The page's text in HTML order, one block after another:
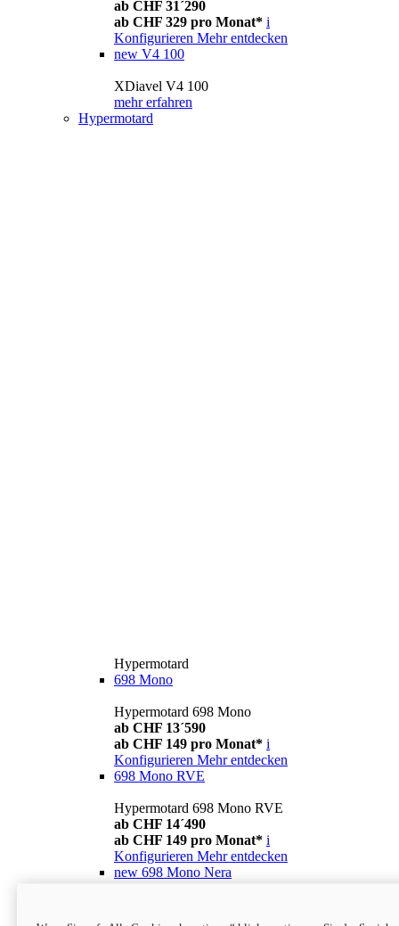
ab CHF 31´290
ab CHF 329 pro Monat* i
Konfigurieren Mehr entdecken
new V4 100
XDiavel V4 100
mehr erfahren
Hypermotard
Hypermotard
698 Mono
Hypermotard 698 Mono
ab CHF 13´590
ab CHF 149 pro Monat* i
Konfigurieren Mehr entdecken
698 Mono RVE
Hypermotard 698 Mono RVE
ab CHF 14´490
ab CHF 149 pro Monat* i
Konfigurieren Mehr entdecken
new 698 Mono Nera
ab CHF 13´990